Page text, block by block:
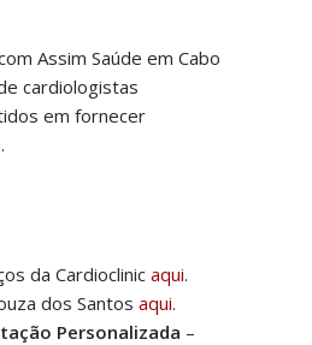
Assim Saúde em Cabo
cardiologistas
em fornecer
da Cardioclinic aqui.
dos Santos aqui.
Personalizada –